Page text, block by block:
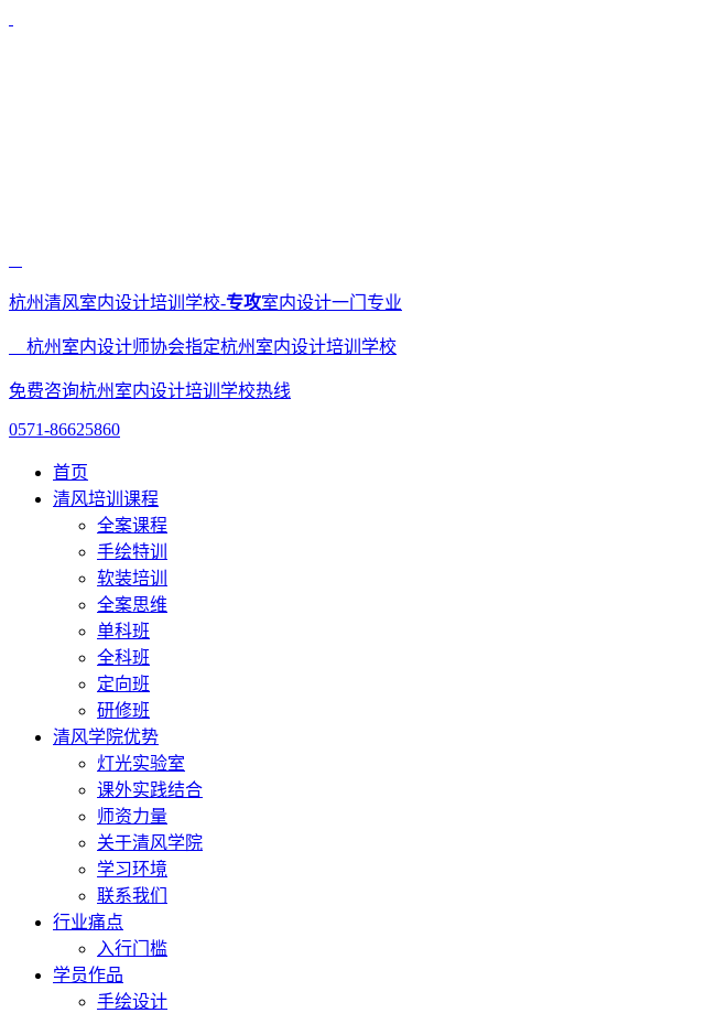
杭州清风室内设计培训学校-专攻室内设计一门专业
杭州室内设计师协会指定杭州室内设计培训学校
免费咨询杭州室内设计培训学校热线
0571-86625860
首页
清风培训课程
全案课程
手绘特训
软装培训
全案思维
单科班
全科班
定向班
研修班
清风学院优势
灯光实验室
课外实践结合
师资力量
关于清风学院
学习环境
联系我们
行业痛点
入行门槛
学员作品
手绘设计